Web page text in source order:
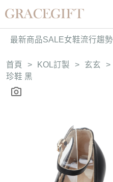
最新商品SALE女鞋流行趨勢
首頁 > KOL訂製 > 玄玄 >
珍鞋 黑